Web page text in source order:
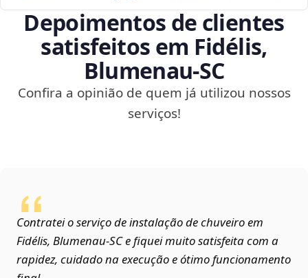
Depoimentos de clientes
satisfeitos em Fidélis,
Blumenau‑SC
Confira a opinião de quem já utilizou nossos
serviços!
Contratei o serviço de instalação de chuveiro em
Fidélis, Blumenau‑SC e fiquei muito satisfeita com a
rapidez, cuidado na execução e ótimo funcionamento